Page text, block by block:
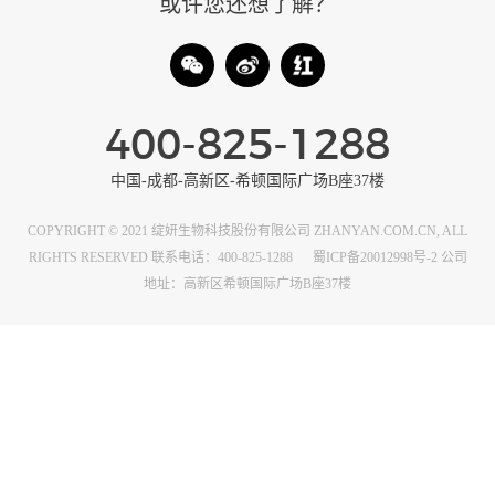
400-825-1288
中国-成都-高新区-希顿国际广场B座37楼
COPYRIGHT © 2021 绽妍生物科技股份有限公司 ZHANYAN.COM.CN, ALL
RIGHTS RESERVED 联系电话：400-825-1288
蜀ICP备20012998号-2公司
地址：高新区希顿国际广场B座37楼